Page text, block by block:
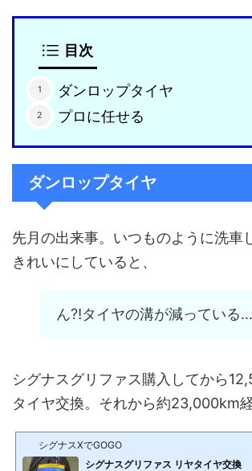
目次
ダンロップタイヤ
プロに任せる
ダンロップタイヤ
先月の出来事。いつものように洗車
きれいにしていると、
ん⁈タイヤの溝が減っている…
シグナスグリファス購入してから
タイヤ交換。それから約23,000km経
シグナスXでGOGO
シグナスグリファス リヤタイヤ交換